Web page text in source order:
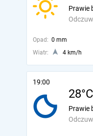
Prawie
Opad: 0 mm
Wiatr:
4 km/h
19:00
28°C
Prawie